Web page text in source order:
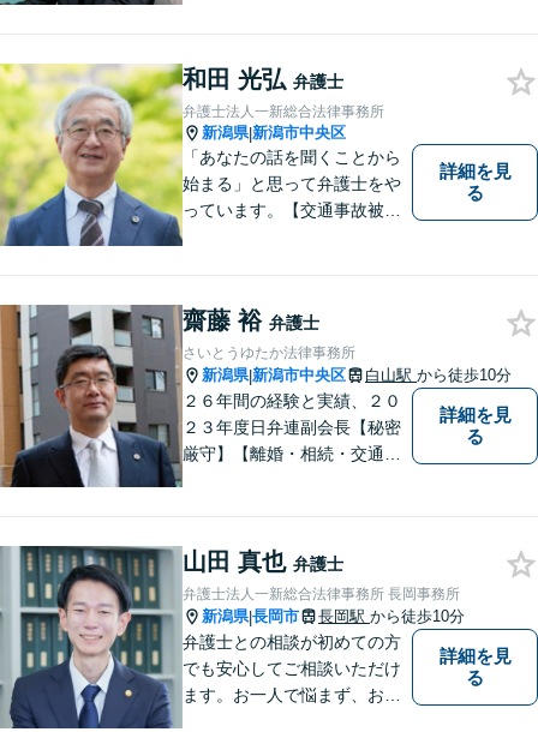
続・債務整理・不貞慰謝料は
相談料初回無料】
和田 光弘 弁護士
弁護士法人一新総合法律事務所
新潟県|新潟市中央区
「あなたの話を聞くことから
始まる」と思って弁護士をや
っています。【交通事故被害
災・不貞慰謝料は相談料初回
無料】【顧問先企業300社以
上】
詳細を見
る
齋藤 裕 弁護士
さいとうゆたか法律事務所
新潟県|新潟市中央区 白山駅 から徒歩10分
２６年間の経験と実績、２０
２３年度日弁連副会長【秘密
厳守】【離婚・相続・交通事
詳細を見
る
山田 真也 弁護士
弁護士法人一新総合法律事務所 長岡事務所
新潟県|長岡市 長岡駅 から徒歩10分
弁護士との相談が初めての方
でも安心してご相談いただけ
ます。お一人で悩まず、お気
詳細を見
る